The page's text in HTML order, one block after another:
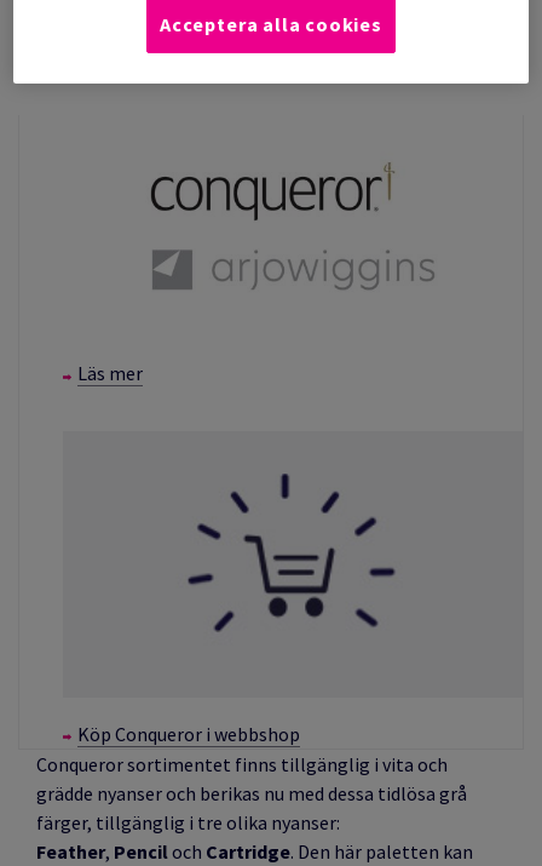
Läs mer
Köp Conqueror i webbshop
Conqueror sortimentet finns tillgänglig i vita och
grädde nyanser och berikas nu med dessa tidlösa grå
färger, tillgänglig i tre olika nyanser:
Feather, Pencil och Cartridge. Den här paletten kan
Acceptera alla cookies